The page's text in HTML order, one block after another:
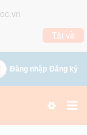
Tải về
Đăng nhập Đăng ký